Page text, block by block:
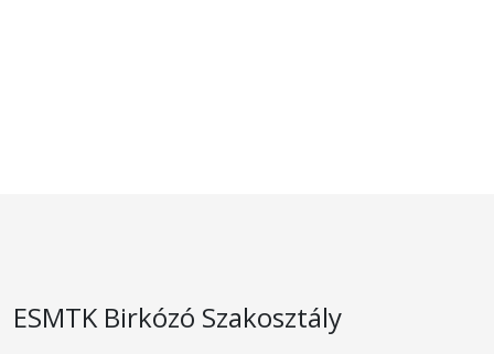
ESMTK Birkózó Szakosztály